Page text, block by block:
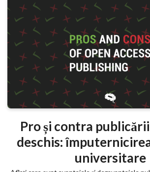
Pro și contra
deschis:
universitare